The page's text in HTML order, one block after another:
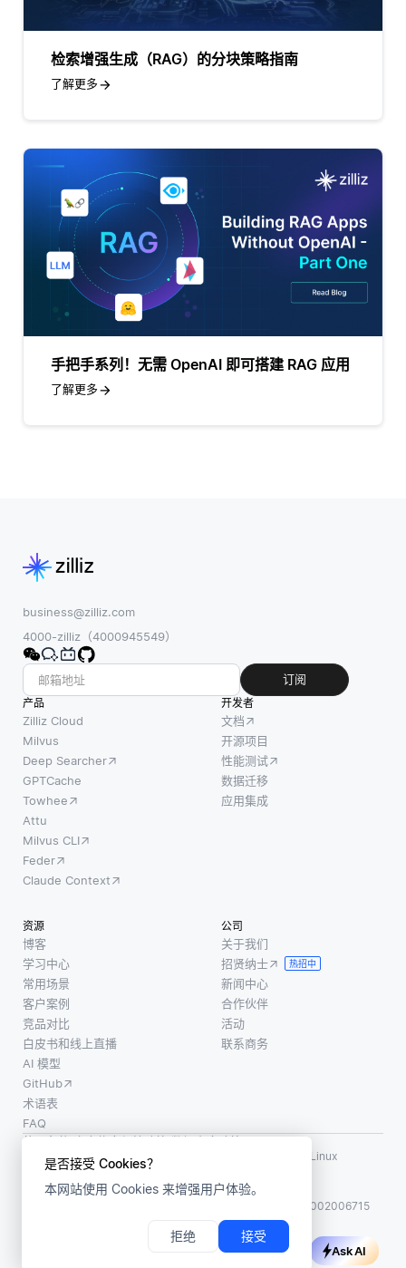
是否接受 Cookies？
本网站使用 Cookies 来增强用户体验。
拒绝 接受
检索增强生成（RAG）的分块策略指南
了解更多
手把手系列！无需 OpenAI 即可搭建 RAG 应用
了解更多
business@zilliz.com
4000-zilliz（4000945549）
订阅
产品
Zilliz Cloud
Milvus
Deep Searcher
GPTCache
Towhee
Attu
Milvus CLI
Feder
Claude Context
开发者
文档
开源项目
性能测试
数据迁移
应用集成
资源
博客
学习中心
常用场景
客户案例
竞品对比
白皮书和线上直播
AI 模型
GitHub
术语表
FAQ
公司
关于我们
招贤纳士
热招中
新闻中心
合作伙伴
活动
联系商务
使用条款·个人信息保护政策·数据安全政策
LF AI、LF AI & Data、Milvus，以及相关的开源项目名称为 Linux
Foundation 所有商标
版权所有 ©2026 上海赜睿信息科技有限公司保留所有权利
沪公网安备31011002006715
Ask AI